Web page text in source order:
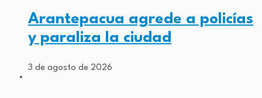
Arantepacua agrede a policías
y paraliza la ciudad
3 de agosto de 2026